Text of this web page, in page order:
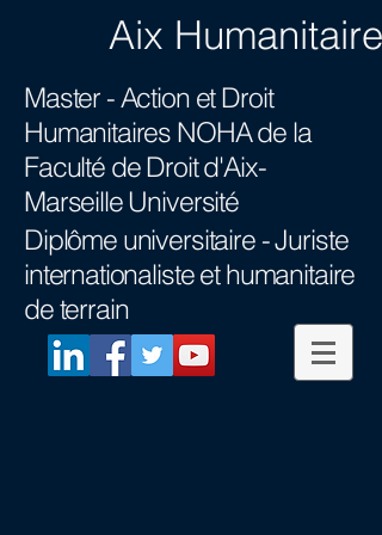
Aix Humanitaire
Master - Action et Droit
Humanitaires NOHAde la
Faculté de Droit d'Aix-
Marseille Université
Diplôme universitaire -Juriste
internationaliste et humanitaire
de terrain